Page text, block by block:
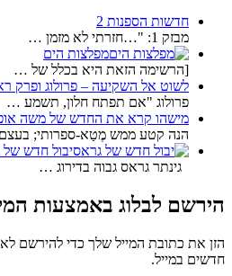
חדשות הספנות 2
מבזק 1: "…חזרתי לא מזמן …
מפלצות הים
[הרשימה הזאת היא בכלל של …
לשוט אל השקיעה – פרולוג ופרק
פרולוג "אם תפתח חלון, תשמע …
מישהו קרא את החדש של משה
הנה קטע ממש מֶטַא-ספרותי;
יבול חדש
גינתר גראס גבוה בדירוג …
הירשם לבלוג באמצעות
הזן את כתובת המייל שלך כדי להירשם
חדשים במייל.